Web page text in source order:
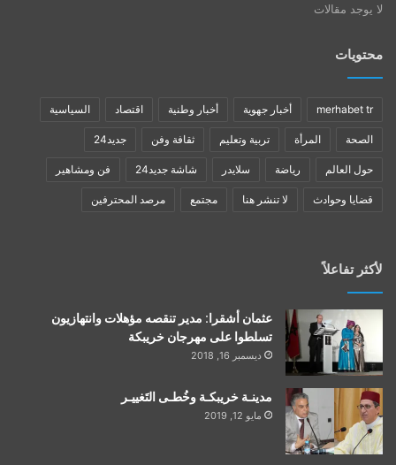
لا يوجد مقالات
محتويات
merhabet tr أخبار جهوية أخبار وطنية اقتصاد السياسية
الصحة المرأة تربية وتعليم ثقافة وفن جديد24
حول العالم رياضة سلايدر شاشة جديد24 فن ومشاهير
قضايا وحوادث لا تنشر هنا مجتمع مرصد المحترفين
لأكثر تفاعلاً
عثمان أشقرا: مدير تنقصه مؤهلات وانتهازيون
تسلطوا على مهرجان خريبكة
ديسمبر 16, 2018
مدينـة خريبكـة وخُطـى التَغييـر
مايو 12, 2019